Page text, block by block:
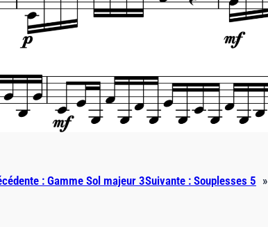
:Gamme Sol majeur 3Suivante : Souplesses 5 »